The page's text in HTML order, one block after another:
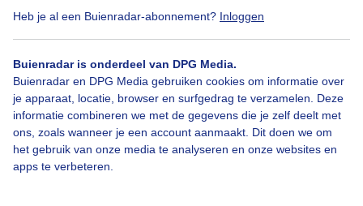
Heb je al een Buienradar-abonnement? Inloggen
Buienradar is onderdeel van DPG Media.
Buienradar en DPG Media gebruiken cookies om informatie over
je apparaat, locatie, browser en surfgedrag te verzamelen. Deze
informatie combineren we met de gegevens die je zelf deelt met
ons, zoals wanneer je een account aanmaakt. Dit doen we om
het gebruik van onze media te analyseren en onze websites en
apps te verbeteren.
Bekijk slideshow